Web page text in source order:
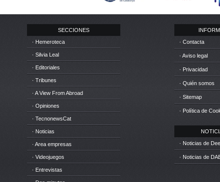
SECCIONES
· Hemeroteca
· Silvia Leal
· Editoriales
· Tribunes
· A View From Abroad
· Opiniones
· TecnonewsCat
· Noticias
· Area empresas
· Videojuegos
· Entrevistas
· Contacta
· Aviso legal
· Privacidad
· Quién somos
· Sitemap
· Política de
· Noticias de
· Noticias de